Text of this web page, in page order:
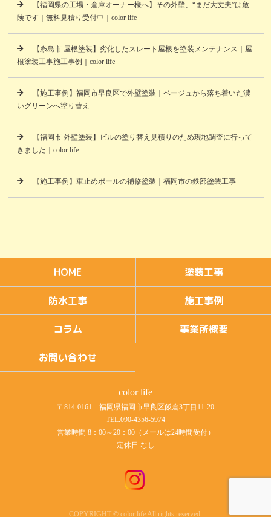
【福岡県の工場・倉庫オーナー様へ】その外壁、“まだ大丈夫”は危
険です｜無料見積り受付中｜color life
【糸島市 屋根塗装】劣化したスレート屋根を塗装メンテナンス｜屋
根塗装工事施工事例｜color life
【施工事例】福岡市早良区で外壁塗装｜ベージュから落ち着いた濃
いグリーンへ塗り替え
【福岡市 外壁塗装】ビルの塗り替え見積りのため現地調査に行って
きました｜color life
【施工事例】車止めポールの補修塗装｜福岡市の鉄部塗装工事
HOME 塗装工事
防水工事 施工事例
コラム 事業所概要
お問い合わせ
color life
〒814-0161 福岡県福岡市早良区飯倉3丁目11-20
TEL.090-4356-5974
営業時間 8：00～20：00（メールは24時間受付）
定休日 なし
COPYRIGHT © color life All rights reserved.